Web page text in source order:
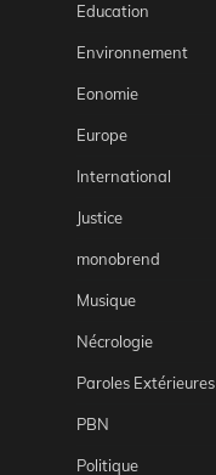
Education
Environnement
Eonomie
Europe
International
Justice
monobrend
Musique
Nécrologie
Paroles Extérieures
PBN
Politique